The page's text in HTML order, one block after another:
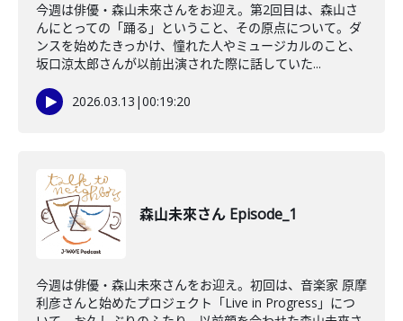
今週は俳優・森山未來さんをお迎え。第2回目は、森山さ
んにとっての「踊る」ということ、その原点について。ダ
ンスを始めたきっかけ、憧れた人やミュージカルのこと、
坂口涼太郎さんが以前出演された際に話していた...
2026.03.13 |00:19:20
森山未來さん Episode_1
今週は俳優・森山未來さんをお迎え。初回は、音楽家 原摩
利彦さんと始めたプロジェクト「Live in Progress」につ